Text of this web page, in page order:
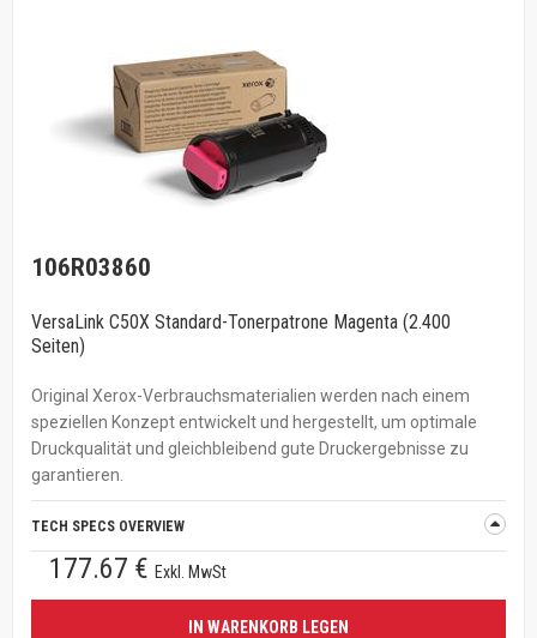
106R03860
VersaLink C50X Standard-Tonerpatrone Magenta (2.400
Seiten)
Original Xerox-Verbrauchsmaterialien werden nach einem
speziellen Konzept entwickelt und hergestellt, um optimale
Druckqualität und gleichbleibend gute Druckergebnisse zu
garantieren.
TECH SPECS OVERVIEW
177.67 € Exkl. MwSt
IN WARENKORB LEGEN